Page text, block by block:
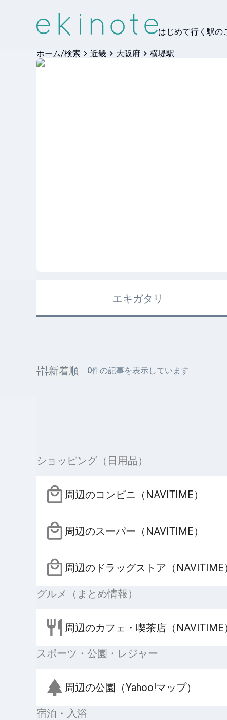
はじめて行く駅の
ホーム/検索 近畿 大阪府 横堤駅
エキガタリ
新着順 0件の記事を表示しています
ショッピング（日用品）
周辺のコンビニ（NAVITIME）
周辺のスーパー（NAVITIME）
周辺のドラッグストア（NAVITIME
グルメ（まとめ情報）
周辺のカフェ・喫茶店（NAVITIME
スポーツ・公園・レジャー
周辺の公園（Yahoo!マップ）
宿泊・入浴